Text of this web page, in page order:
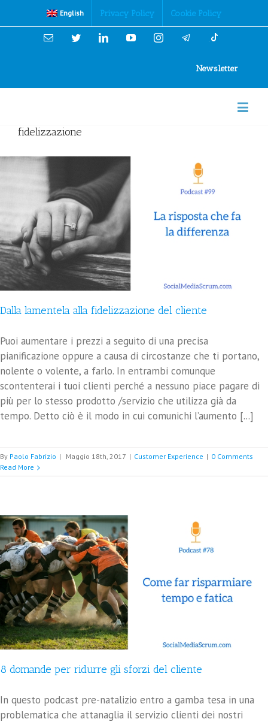
English Privacy Policy Cookie Policy
Email TwitterLinkedinYouTubeInstagram
Newsletter
fidelizzazione
Dalla lamentela alla fidelizzazione del cliente
Puoi aumentare i prezzi a seguito di una precisa
pianificazione oppure a causa di circostanze che ti portano,
nolente o volente, a farlo. In entrambi comunque
scontenterai i tuoi clienti perché a nessuno piace pagare di
più per lo stesso prodotto /servizio che utilizza già da
tempo. Detto ciò è il modo in cui comunichi l’aumento [...]
By Paolo Fabrizio | Maggio 18th, 2017 | Customer Experience | 0 Comments
Read More
8 domande per ridurre gli sforzi del cliente
In questo podcast pre-natalizio entro a gamba tesa in una
problematica che attanaglia il servizio clienti dei nostri
Cookies Policy